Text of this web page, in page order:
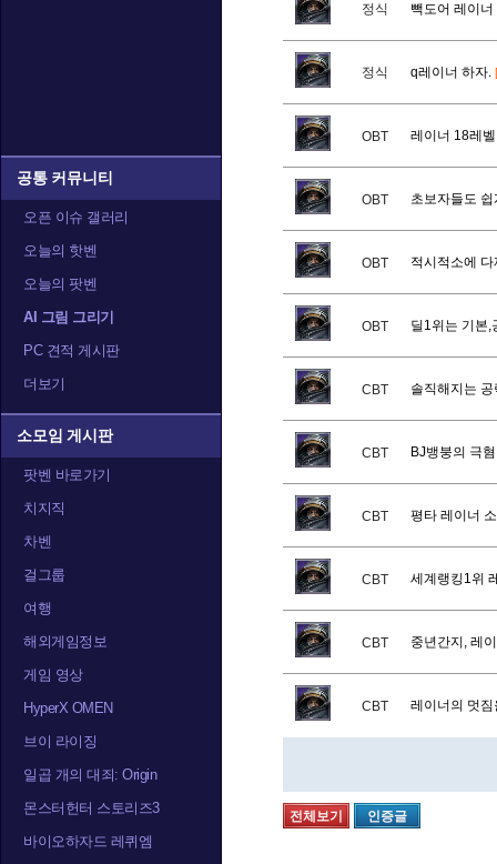
공통 커뮤니티
오픈 이슈 갤러리
오늘의 핫벤
오늘의 팟벤
AI 그림 그리기
PC 견적 게시판
더보기
소모임 게시판
팟벤 바로가기
치지직
차벤
걸그룹
여행
해외게임정보
게임 영상
HyperX OMEN
브이 라이징
일곱 개의 대죄: Origin
몬스터헌터 스토리즈3
바이오하자드 레퀴엠
트레이서
정식 빽도어 레이너
정식 q레이너 하자.
OBT 레이너 18레
OBT 초보자들도
OBT 적시적소에
OBT 딜1위는 기본,
CBT 솔직해지는 공
CBT BJ뱅붕의 극
CBT 평타 레이너
CBT 세계랭킹1위
CBT 중년간지, 레
CBT 레이너의 멋
전체보기 인증글